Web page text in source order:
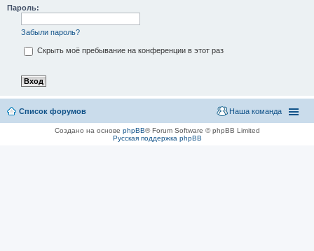
Пароль:
Забыли пароль?
Скрыть моё пребывание на конференции в этот раз
Список форумов Наша команда
Создано на основе phpBB® Forum Software © phpBB Limited
Русская поддержка phpBB